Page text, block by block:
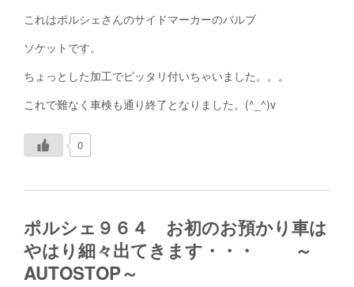
これはポルシェさんのサイドマーカーのバルブ
ソケットです。
ちょっとした加工でピッタリ付いちゃいました。。。
これで難なく車検も通り終了となりました。(^_^)v
0
ポルシェ９６４ お初のお預かり車は
やはり細々出てきます・・・ ～
AUTOSTOP～